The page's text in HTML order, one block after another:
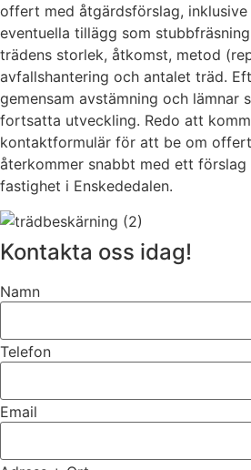
offert med åtgärdsförslag,
eventuella tillägg som
trädens storlek, åtkomst, metod
avfallshantering och antalet träd.
gemensam avstämning och lämnar
fortsatta utveckling. Redo att
kontaktformulär för att be om
återkommer snabbt med ett
fastighet i Enskededalen.
Kontakta oss idag!
Namn
Telefon
Email